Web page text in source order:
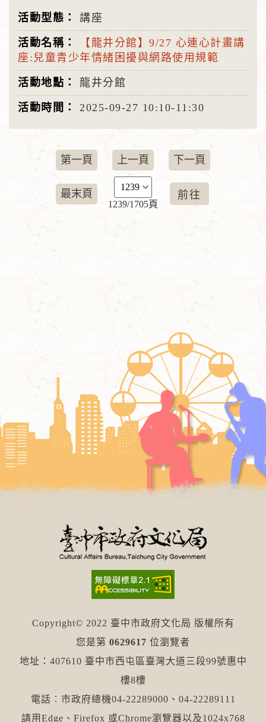
講座
【龍井分館】9/27 心連心計畫講
座:兒童青少年情緒困擾與網路使用規範
龍井分館
2025-09-27 10:10-11:30
第一頁 上一頁 下一頁
最末頁
1239/1705頁
Copyright© 2022 臺中市政府文化局 版權所有
您是第 0629617 位瀏覽者
地址：407610 臺中市西屯區臺灣大道三段99號惠中
樓8樓
電話︰市政府總機04-22289000、04-22289111
請用Edge、Firefox 或Chrome瀏覽器以及1024x768